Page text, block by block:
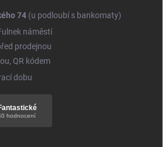
74 (u podloubí s bankomaty)
náměstí
prodejnou
QR kódem
dobu